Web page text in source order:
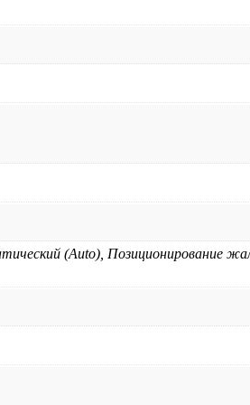
(Auto), Позиционирование